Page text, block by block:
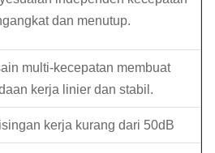
dan menutup.
multi-kecepatan membuat
kerja linier dan stabil.
kerja kurang dari 50dB